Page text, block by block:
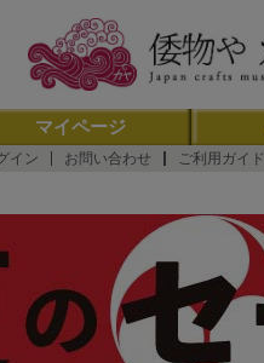
マイページ
ご利用ガイド
お問い合わせ
イン